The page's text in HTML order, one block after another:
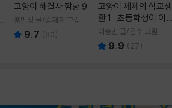
고양이 해결사 깜냥 9
홍민정 글/김재희 그림
9.7 (60)
고양이 제제의 학교생
활 1 : 초등학생이 이
렇게 힘들 줄이야
이승민 글/온수 그림
9.9 ( 27)